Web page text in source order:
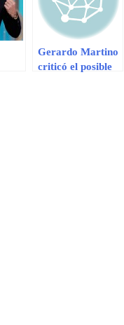
Gerardo Martino
criticó el posible